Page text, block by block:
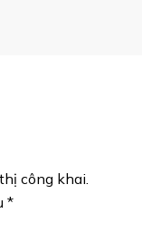
công khai.
*